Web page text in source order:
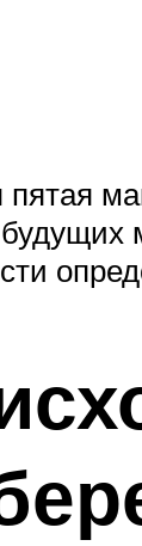
пятая